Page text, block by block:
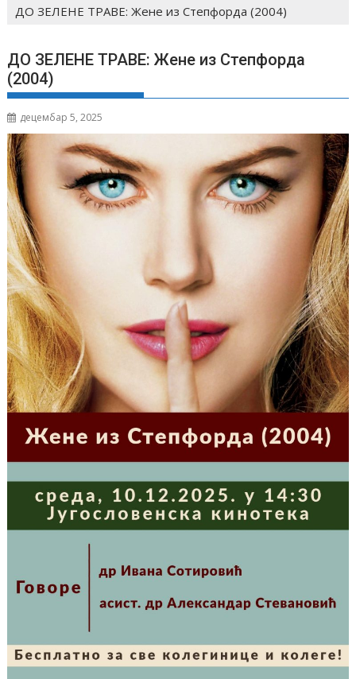
ДО ЗЕЛЕНЕ ТРАВЕ: Жене из Степфорда (2004)
ДО ЗЕЛЕНЕ ТРАВЕ: Жене из Степфорда
(2004)
децембар 5, 2025